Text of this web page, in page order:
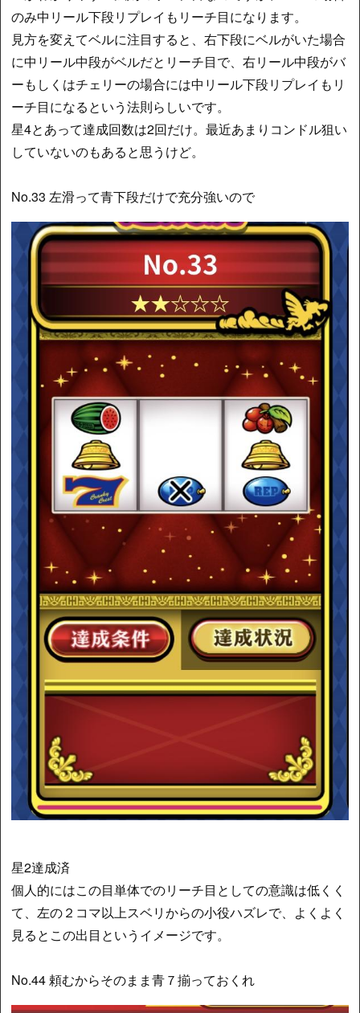
のみ中リール下段リプレイもリーチ目になります。
見方を変えてベルに注目すると、右下段にベルがいた場合
に中リール中段がベルだとリーチ目で、右リール中段がバ
ーもしくはチェリーの場合には中リール下段リプレイもリ
ーチ目になるという法則らしいです。
星4とあって達成回数は2回だけ。最近あまりコンドル狙い
していないのもあると思うけど。
No.33 左滑って青下段だけで充分強いので
星2達成済
個人的にはこの目単体でのリーチ目としての意識は低くく
て、左の２コマ以上スベリからの小役ハズレで、よくよく
見るとこの出目というイメージです。
No.44 頼むからそのまま青７揃っておくれ